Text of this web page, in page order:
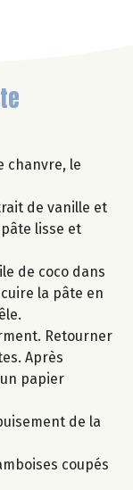
chanvre, le
de vanille et
pâte lisse et
de coco dans
la pâte en
Retourner
Après
papier
de la
coupés